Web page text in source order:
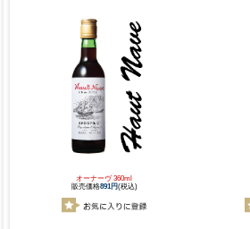
オーナーヴ 360ml
販売価格891円(税込)